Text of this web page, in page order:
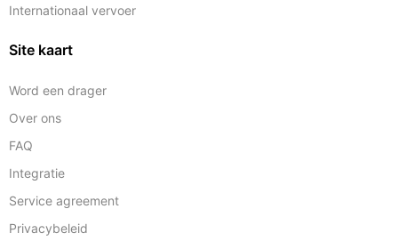
Internationaal vervoer
Site kaart
Word een drager
Over ons
FAQ
Integratie
Service agreement
Privacybeleid